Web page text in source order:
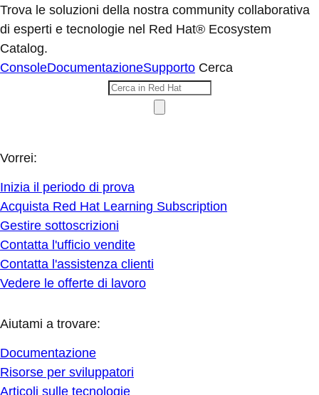
Trova le soluzioni della nostra community collaborativa
di esperti e tecnologie nel Red Hat® Ecosystem
Catalog.
ConsoleDocumentazioneSupporto Cerca
Vorrei:
Inizia il periodo di prova
Acquista Red Hat Learning Subscription
Gestire sottoscrizioni
Contatta l'ufficio vendite
Contatta l'assistenza clienti
Vedere le offerte di lavoro
Aiutami a trovare:
Documentazione
Risorse per sviluppatori
Articoli sulle tecnologie